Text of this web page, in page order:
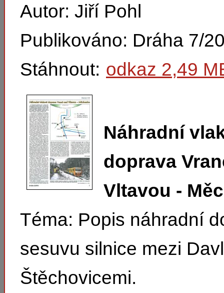
Autor: Jiří Pohl
Publikováno: Dráha 7/
Stáhnout: odkaz 2,49
Náhradní
doprava
Vltavou -
Téma: Popis náhradní
sesuvu silnice mezi
Štěchovicemi.